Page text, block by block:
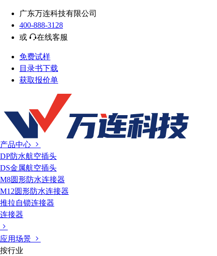
广东万连科技有限公司
400-888-3128
或
在线客服
免费试样
目录书下载
获取报价单
产品中心
DP防水航空插头
DS金属航空插头
M8圆形防水连接器
M12圆形防水连接器
推拉自锁连接器
连接器
应用场景
按行业